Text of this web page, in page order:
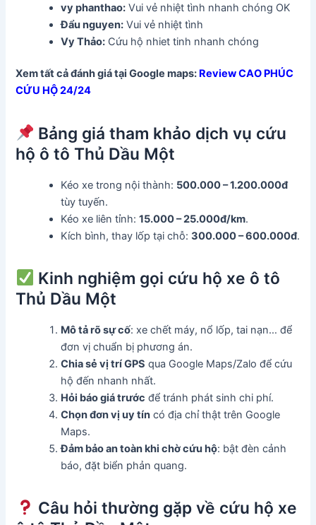
vy phanthao: Vui vẻ nhiệt tình nhanh chóng OK
Đẩu nguyen: Vui vẻ nhiệt tình
Vy Thảo: Cứu hộ nhiet tinh nhanh chóng
Xem tất cả đánh giá tại Google maps: Review CAO PHÚC
CỨU HỘ 24/24
Bảng giá tham khảo dịch vụ cứu
hộ ô tô Thủ Dầu Một
Kéo xe trong nội thành: 500.000 – 1.200.000đ
tùy tuyến.
Kéo xe liên tỉnh:15.000 – 25.000đ/km.
Kích bình, thay lốp tại chỗ:300.000 – 600.000đ.
Kinh nghiệm gọi cứu hộ xe ô tô
Thủ Dầu Một
Mô tả rõ sự cố: xe chết máy, nổ lốp, tai nạn… để
đơn vị chuẩn bị phương án.
Chia sẻ vị trí GPS qua Google Maps/Zalo để cứu
hộ đến nhanh nhất.
Hỏi báo giá trước để tránh phát sinh chi phí.
Chọn đơn vị uy tín có địa chỉ thật trên Google
Maps.
Đảm bảo an toàn khi chờ cứu hộ: bật đèn cảnh
báo, đặt biển phản quang.
Câu hỏi thường gặp về cứu hộ xe